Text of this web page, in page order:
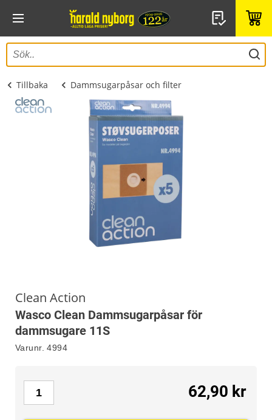
Tillbaka Dammsugarpåsar och filter
Clean Action
Wasco Clean Dammsugarpåsar för
dammsugare 11S
Varunr. 4994
62,90 kr